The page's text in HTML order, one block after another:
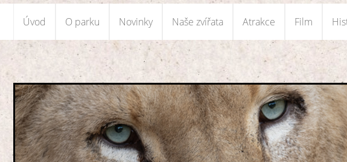
Úvod O parku Novinky Naše zvířata Atrakce Film